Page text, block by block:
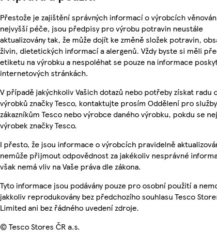
Přestože je zajištění správných informací o výrobcích
nejvyšší péče, jsou předpisy pro výrobu potravin neustále
aktualizovány tak, že může dojít ke změně složek potravin,
živin, dietetických informací a alergenů. Vždy byste si měli
etiketu na výrobku a nespoléhat se pouze na informace
internetových stránkách.
V případě jakýchkoliv Vašich dotazů nebo potřeby získat radu
výrobků značky Tesco, kontaktujte prosím Oddělení pro služby
zákazníkům Tesco nebo výrobce daného výrobku, pokdu se
výrobek značky Tesco.
I přesto, že jsou informace o výrobcích pravidelně
nemůže přijmout odpovědnost za jakékoliv nesprávné
však nemá vliv na Vaše práva dle zákona.
Tyto informace jsou podávány pouze pro osobní použití a
jakkoliv reprodukovány bez předchozího souhlasu Tesco
Limited ani bez řádného uvedení zdroje.
© Tesco Stores ČR a.s.